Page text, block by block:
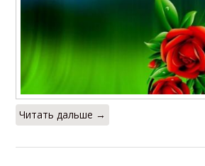
Читать дальше →